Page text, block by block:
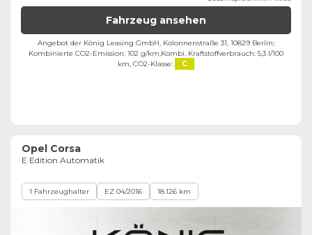
Fahrzeug ansehen
Angebot der König Leasing GmbH, Kolonnenstraße 31, 10829 Berlin;
Kombinierte CO2-Emission: 102 g/km,Kombi. Kraftstoffverbrauch: 5,3 l/100
km, CO2-Klasse: C
Opel Corsa
E Edition Automatik
1 Fahrzeughalter EZ 04/2016 18.126 km